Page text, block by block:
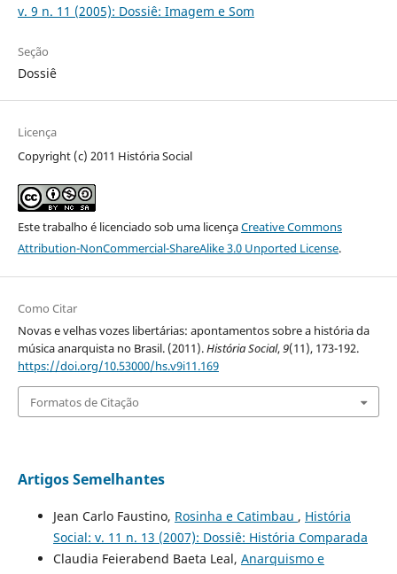
v. 9 n. 11 (2005): Dossiê: Imagem e Som
Seção
Dossiê
Licença
Copyright (c) 2011 História Social
Este trabalho é licenciado sob uma licençaCreative Commons
Attribution-NonCommercial-ShareAlike 3.0 Unported License.
Como Citar
Novas e velhas vozes libertárias: apontamentos sobre a história da
música anarquista no Brasil. (2011).História Social,9(11), 173-192.
https://doi.org/10.53000/hs.v9i11.169
Formatos de Citação
Artigos Semelhantes
Jean Carlo Faustino, Rosinha e Catimbau , História
Social: v. 11 n. 13 (2007): Dossiê: História Comparada
Claudia Feierabend Baeta Leal, Anarquismo e